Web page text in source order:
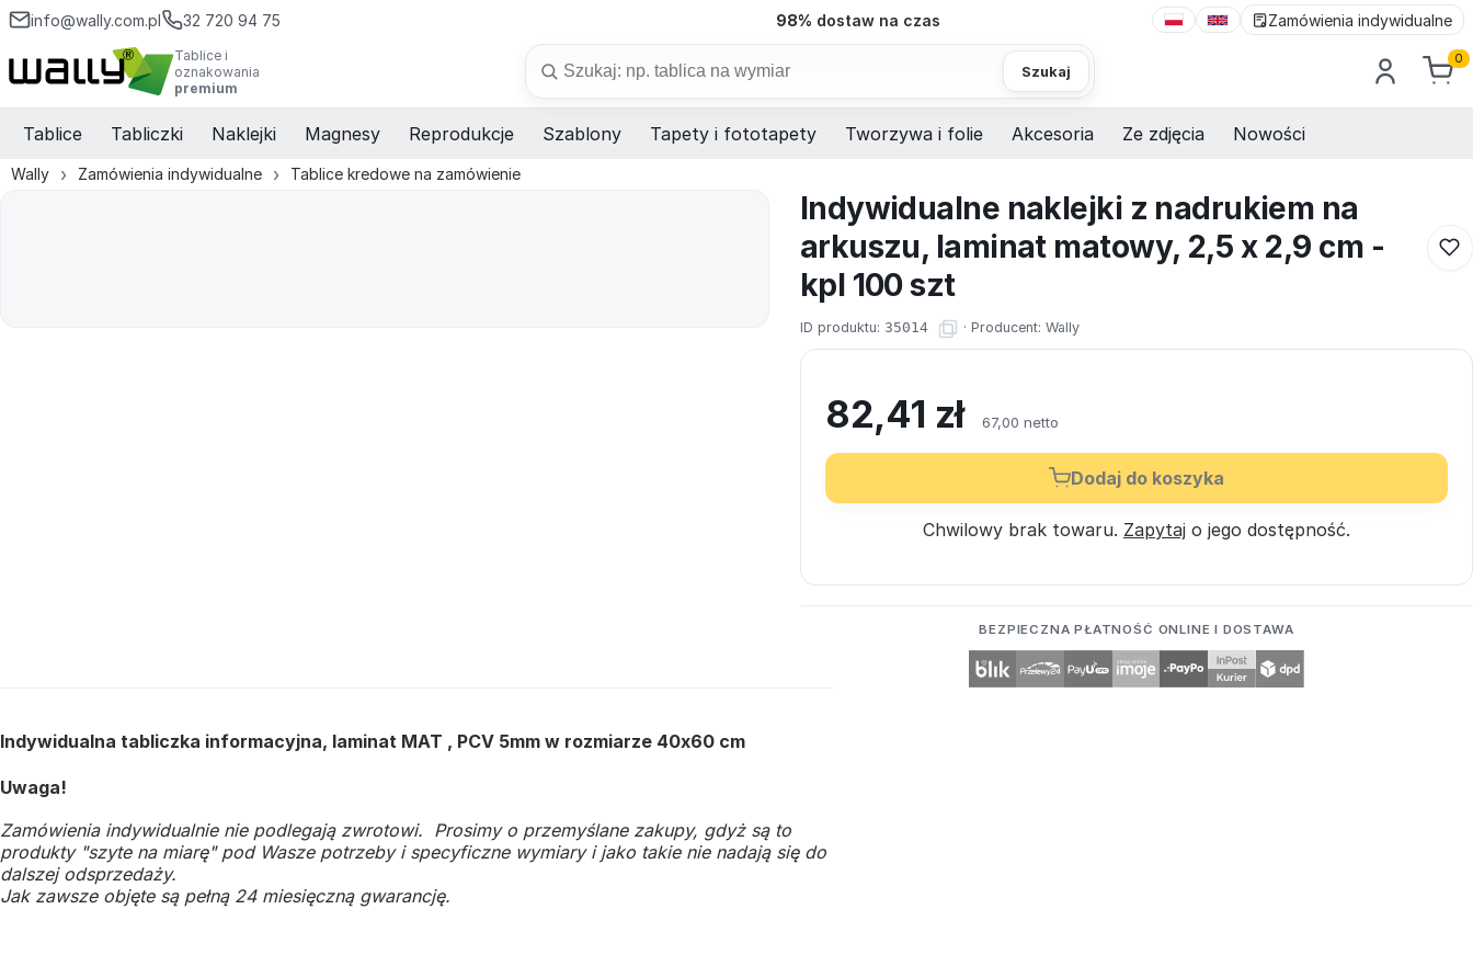
info@wally.com.pl 32 720 94 75 98% dostaw na czas Zamówienia indywidualne
Tablice i
oznakowania
premium
Szukaj
0
Tablice Tabliczki Naklejki Magnesy Reprodukcje Szablony Tapety i fototapety Tworzywa i folie Akcesoria Ze zdjęcia Nowości
Wally Zamówienia indywidualne Tablice kredowe na zamówienie
Indywidualne naklejki z nadrukiem na
arkuszu, laminat matowy, 2,5 x 2,9 cm -
kpl 100 szt
ID produktu: 35014 · Producent: Wally
82,41 zł 67,00 netto
Dodaj do koszyka
Chwilowy brak towaru. Zapytaj o jego dostępność.
BEZPIECZNA PŁATNOŚĆ ONLINE I DOSTAWA
Indywidualna tabliczka informacyjna, laminat MAT , PCV 5mm w rozmiarze 40x60 cm
Uwaga!
Zamówienia indywidualnie nie podlegają zwrotowi. Prosimy o przemyślane zakupy, gdyż są to
produkty "szyte na miarę" pod Wasze potrzeby i specyficzne wymiary i jako takie nie nadają się do
dalszej odsprzedaży.
Jak zawsze objęte są pełną 24 miesięczną gwarancję.